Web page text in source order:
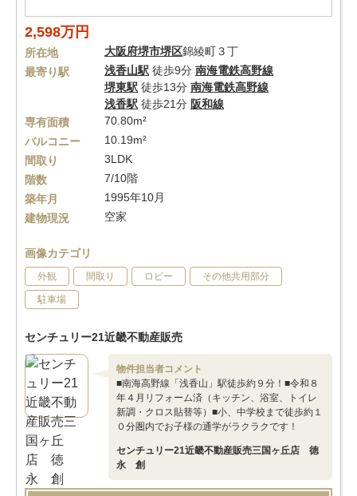
2,598万円
所在地 大阪府堺市堺区錦綾町３丁
最寄り駅
浅香山駅 徒歩9分 南海電鉄高野線
堺東駅 徒歩13分 南海電鉄高野線
浅香駅 徒歩21分 阪和線
専有面積
70.80m²
バルコニー
10.19m²
間取り
3LDK
階数
7/10階
築年月
1995年10月
建物現況
空家
画像カテゴリ
外観 間取り ロビー その他共用部分
駐車場
センチュリー21近畿不動産販売
物件担当者コメント
■南海高野線「浅香山」駅徒歩約９分！■令和８
年４月リフォーム済（キッチン、浴室、トイレ
新調・クロス貼替等）■小、中学校まで徒歩約１
０分圏内でお子様の通学がラクラクです！
センチュリー21近畿不動産販売三国ヶ丘店 徳
永 創